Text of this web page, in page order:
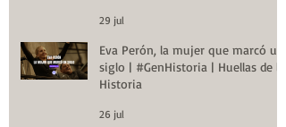
29 jul
Eva Perón, la mujer que marcó un
siglo | #GenHistoria | Huellas de la
Historia
26 jul